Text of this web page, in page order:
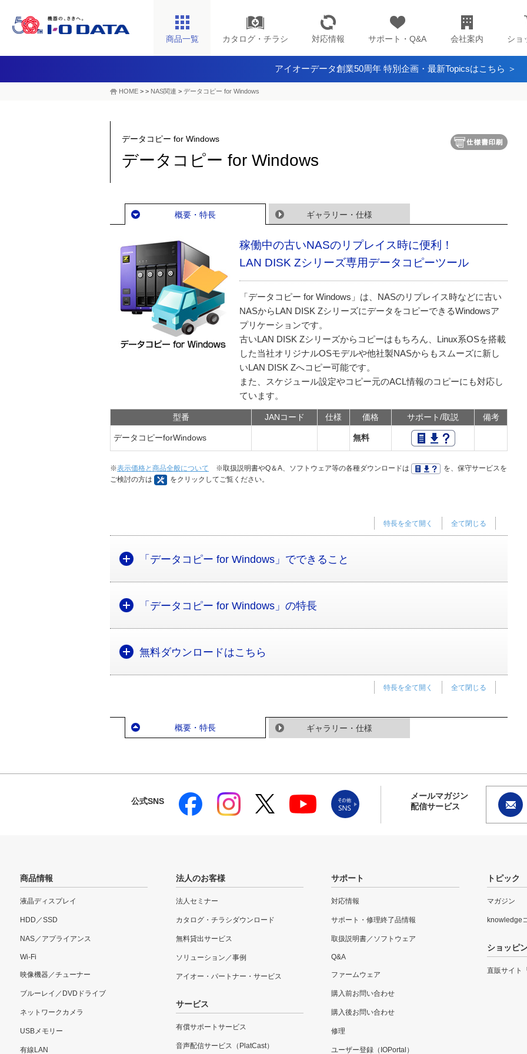
商品一覧 カタログ・チラシ 対応情報 サポート・Q&A 会社案内 ショ
アイオーデータ創業50周年 特別企画・最新Topicsはこちら ＞
HOME > > NAS関連 > データコピー for Windows
データコピー for Windows
データコピー for Windows
概要・特長 ギャラリー・仕様
稼働中の古いNASのリプレイス時に便利！
LAN DISK Zシリーズ専用データコピーツール
「データコピー for Windows」は、NASのリプレイス時などに古い
NASからLAN DISK ZシリーズにデータをコピーできるWindowsア
プリケーションです。
古いLAN DISK Zシリーズからコピーはもちろん、Linux系OSを搭載
した当社オリジナルOSモデルや他社製NASからもスムーズに新し
いLAN DISK Zへコピー可能です。
また、スケジュール設定やコピー元のACL情報のコピーにも対応し
ています。
型番 JANコード 仕様 価格 サポート/取説 備考
データコピーforWindows 無料
※表示価格と商品全般について ※取扱説明書やQ＆A、ソフトウェア等の各種ダウンロードは
を、保守サービスを
ご検討の方は
をクリックしてご覧ください。
全て閉じる
特長を全て開く
「データコピー for Windows」でできること
「データコピー for Windows」の特長
無料ダウンロードはこちら
全て閉じる
特長を全て開く
概要・特長 ギャラリー・仕様
公式SNS
メールマガジン
配信サービス
商品情報
液晶ディスプレイ
HDD／SSD
NAS／アプライアンス
Wi-Fi
映像機器／チューナー
ブルーレイ／DVDドライブ
ネットワークカメラ
USBメモリー
有線LAN
法人のお客様
法人セミナー
カタログ・チラシダウンロード
無料貸出サービス
ソリューション／事例
アイオー・パートナー・サービス
サービス
有償サポートサービス
音声配信サービス（PlatCast）
サポート
対応情報
サポート・修理終了品情報
取扱説明書／ソフトウェア
Q&A
ファームウェア
購入前お問い合わせ
購入後お問い合わせ
修理
ユーザー登録（IOPortal）
トピック
マガジン
knowledge
ショッピ
直販サイト